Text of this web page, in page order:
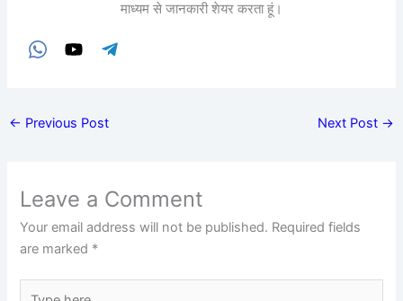
माध्यम से जानकारी शेयर करता हूं।
← Previous Post Next Post →
Leave a Comment
Your email address will not be published. Required fields
are marked *